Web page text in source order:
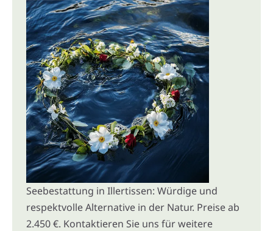
Seebestattung in Illertissen: Würdige und
respektvolle Alternative in der Natur. Preise ab
2.450 €. Kontaktieren Sie uns für weitere